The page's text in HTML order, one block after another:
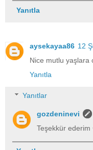
Yanıtla
aysekayaa86 12
Nice mutlu yaşlara
Yanıtla
Yanıtlar
gozdeninevi
Teşekkür ederim